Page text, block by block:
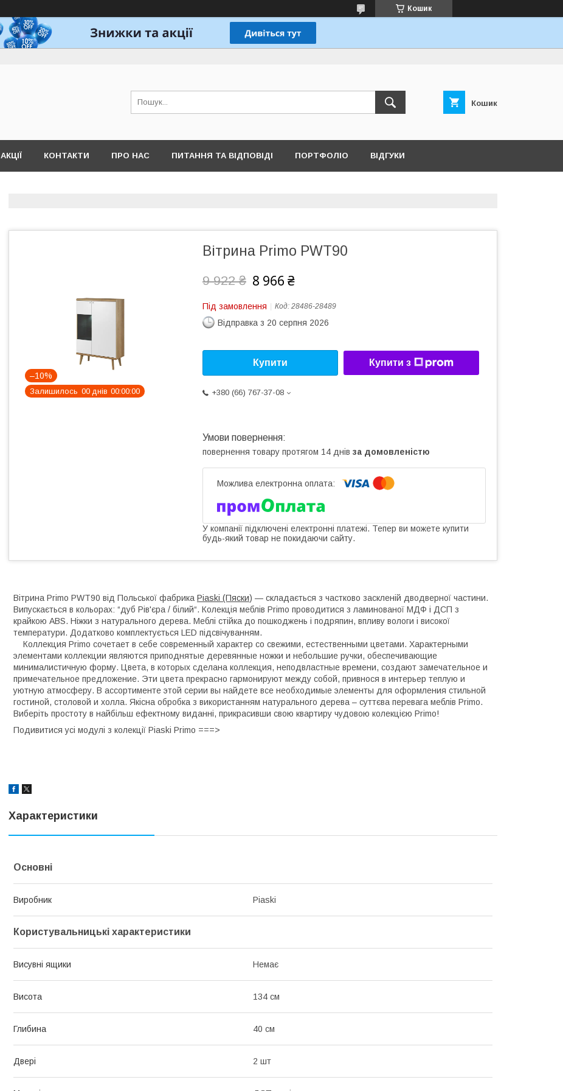
Кошик
Кошик
АКЦІЇ КОНТАКТИ ПРО НАС ПИТАННЯ ТА ВІДПОВІДІ ПОРТФОЛІО ВІДГУКИ
–10%
Залишилось 00 днів 00 00 00
Вітрина Primo PWT90
9 922 ₴ 8 966 ₴
Під замовлення Код: 28486-28489
Відправка з 20 серпня 2026
Купити Купити з
+380 (66) 767-37-08
повернення товару протягом 14 днів за домовленістю
У компанії підключені електронні платежі. Тепер ви можете купити
будь-який товар не покидаючи сайту.
Вітрина Primo PWT90 від Польської фабрика Piaski (Пяски) — складається з частково заскленій дводверної частини.
Випускається в кольорах: “дуб Рів'єра / білий“. Колекція меблів Primo проводитися з ламинованої МДФ і ДСП з
крайкою ABS. Ніжки з натурального дерева. Меблі стійка до пошкоджень і подряпин, впливу вологи і високої
температури. Додатково комплектується LED підсвічуванням.
Коллекция Primo сочетает в себе современный характер со свежими, естественными цветами. Характерными
элементами коллекции являются приподнятые деревянные ножки и небольшие ручки, обеспечивающие
минималистичную форму. Цвета, в которых сделана коллекция, неподвластные времени, создают замечательное и
примечательное предложение. Эти цвета прекрасно гармонируют между собой, привнося в интерьер теплую и
уютную атмосферу. В ассортименте этой серии вы найдете все необходимые элементы для оформления стильной
гостиной, столовой и холла. Якісна обробка з використанням натурального дерева – суттєва перевага меблів Primo.
Виберіть простоту в найбільш ефектному виданні, прикрасивши свою квартиру чудовою колекцією Primo!
Подивитися усі модулі з колекції Piaski Primo ===>
Характеристики
Основні
Виробник Piaski
Користувальницькі характеристики
Висувні ящики Немає
Висота 134 см
Глибина 40 см
Двері 2 шт